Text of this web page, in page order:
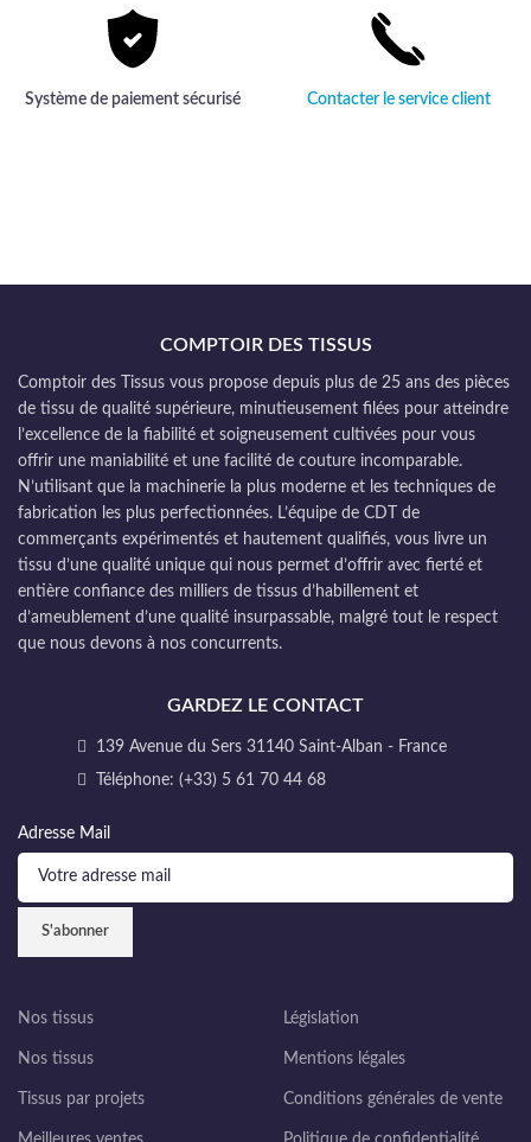
Système de paiement sécurisé Contacter le service client
COMPTOIR DES TISSUS
Comptoir des Tissus vous propose depuis plus de 25 ans des pièces
de tissu de qualité supérieure, minutieusement filées pour atteindre
l’excellence de la fiabilité et soigneusement cultivées pour vous
offrir une maniabilité et une facilité de couture incomparable.
N’utilisant que la machinerie la plus moderne et les techniques de
fabrication les plus perfectionnées. L’équipe de CDT de
commerçants expérimentés et hautement qualifiés, vous livre un
tissu d’une qualité unique qui nous permet d’offrir avec fierté et
entière confiance des milliers de tissus d’habillement et
d’ameublement d’une qualité insurpassable, malgré tout le respect
que nous devons à nos concurrents.
GARDEZ LE CONTACT
139 Avenue du Sers 31140 Saint-Alban - France
Téléphone: (+33) 5 61 70 44 68
Adresse Mail
Nos tissus
Nos tissus
Tissus par projets
Législation
Mentions légales
Conditions générales de vente